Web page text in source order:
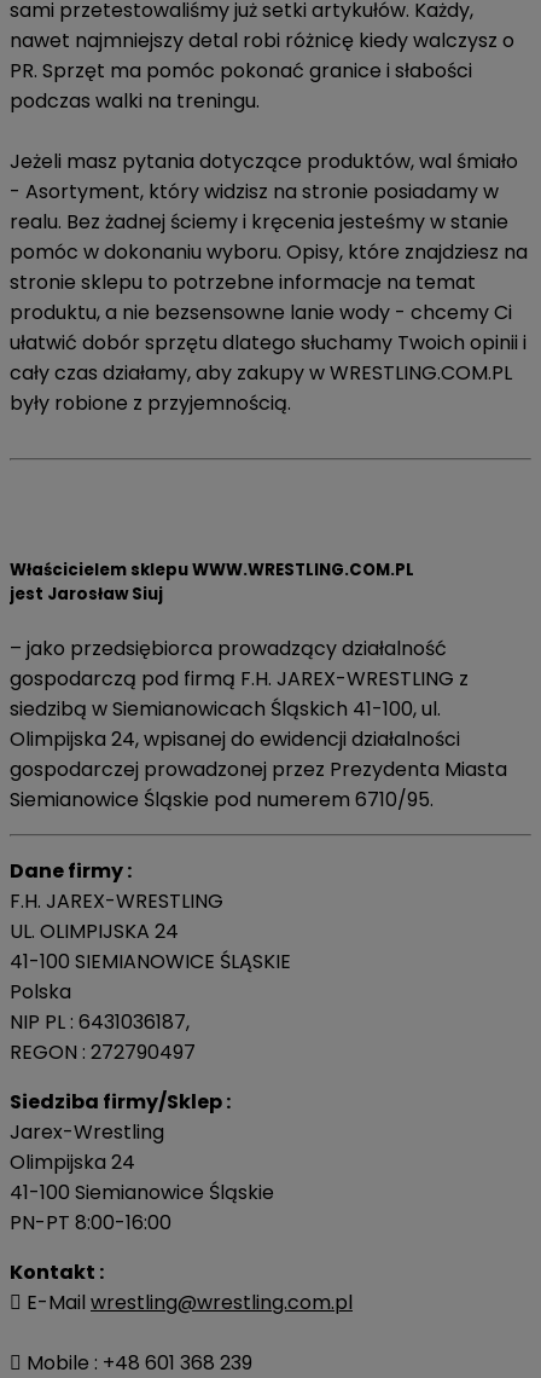
sami przetestowaliśmy już setki artykułów. Każdy,
nawet najmniejszy detal robi różnicę kiedy walczysz o
PR. Sprzęt ma pomóc pokonać granice i słabości
podczas walki na treningu.
Jeżeli masz pytania dotyczące produktów, wal śmiało
- Asortyment, który widzisz na stronie posiadamy w
realu. Bez żadnej ściemy i kręcenia jesteśmy w stanie
pomóc w dokonaniu wyboru. Opisy, które znajdziesz na
stronie sklepu to potrzebne informacje na temat
produktu, a nie bezsensowne lanie wody - chcemy Ci
ułatwić dobór sprzętu dlatego słuchamy Twoich opinii i
cały czas działamy, aby zakupy w WRESTLING.COM.PL
były robione z przyjemnością.
Właścicielem sklepu WWW.WRESTLING.COM.PL
jest Jarosław Siuj
– jako przedsiębiorca prowadzący działalność
gospodarczą pod firmą F.H. JAREX-WRESTLING z
siedzibą w Siemianowicach Śląskich 41-100, ul.
Olimpijska 24, wpisanej do ewidencji działalności
gospodarczej prowadzonej przez Prezydenta Miasta
Siemianowice Śląskie pod numerem 6710/95.
Dane firmy :
F.H. JAREX-WRESTLING
UL. OLIMPIJSKA 24
41-100 SIEMIANOWICE ŚLĄSKIE
Polska
NIP PL : 6431036187,
REGON : 272790497
Siedziba firmy/Sklep :
Jarex-Wrestling
Olimpijska 24
41-100 Siemianowice Śląskie
PN-PT 8:00-16:00
Kontakt :
 E-Mail wrestling@wrestling.com.pl
 Mobile : +48 601 368 239